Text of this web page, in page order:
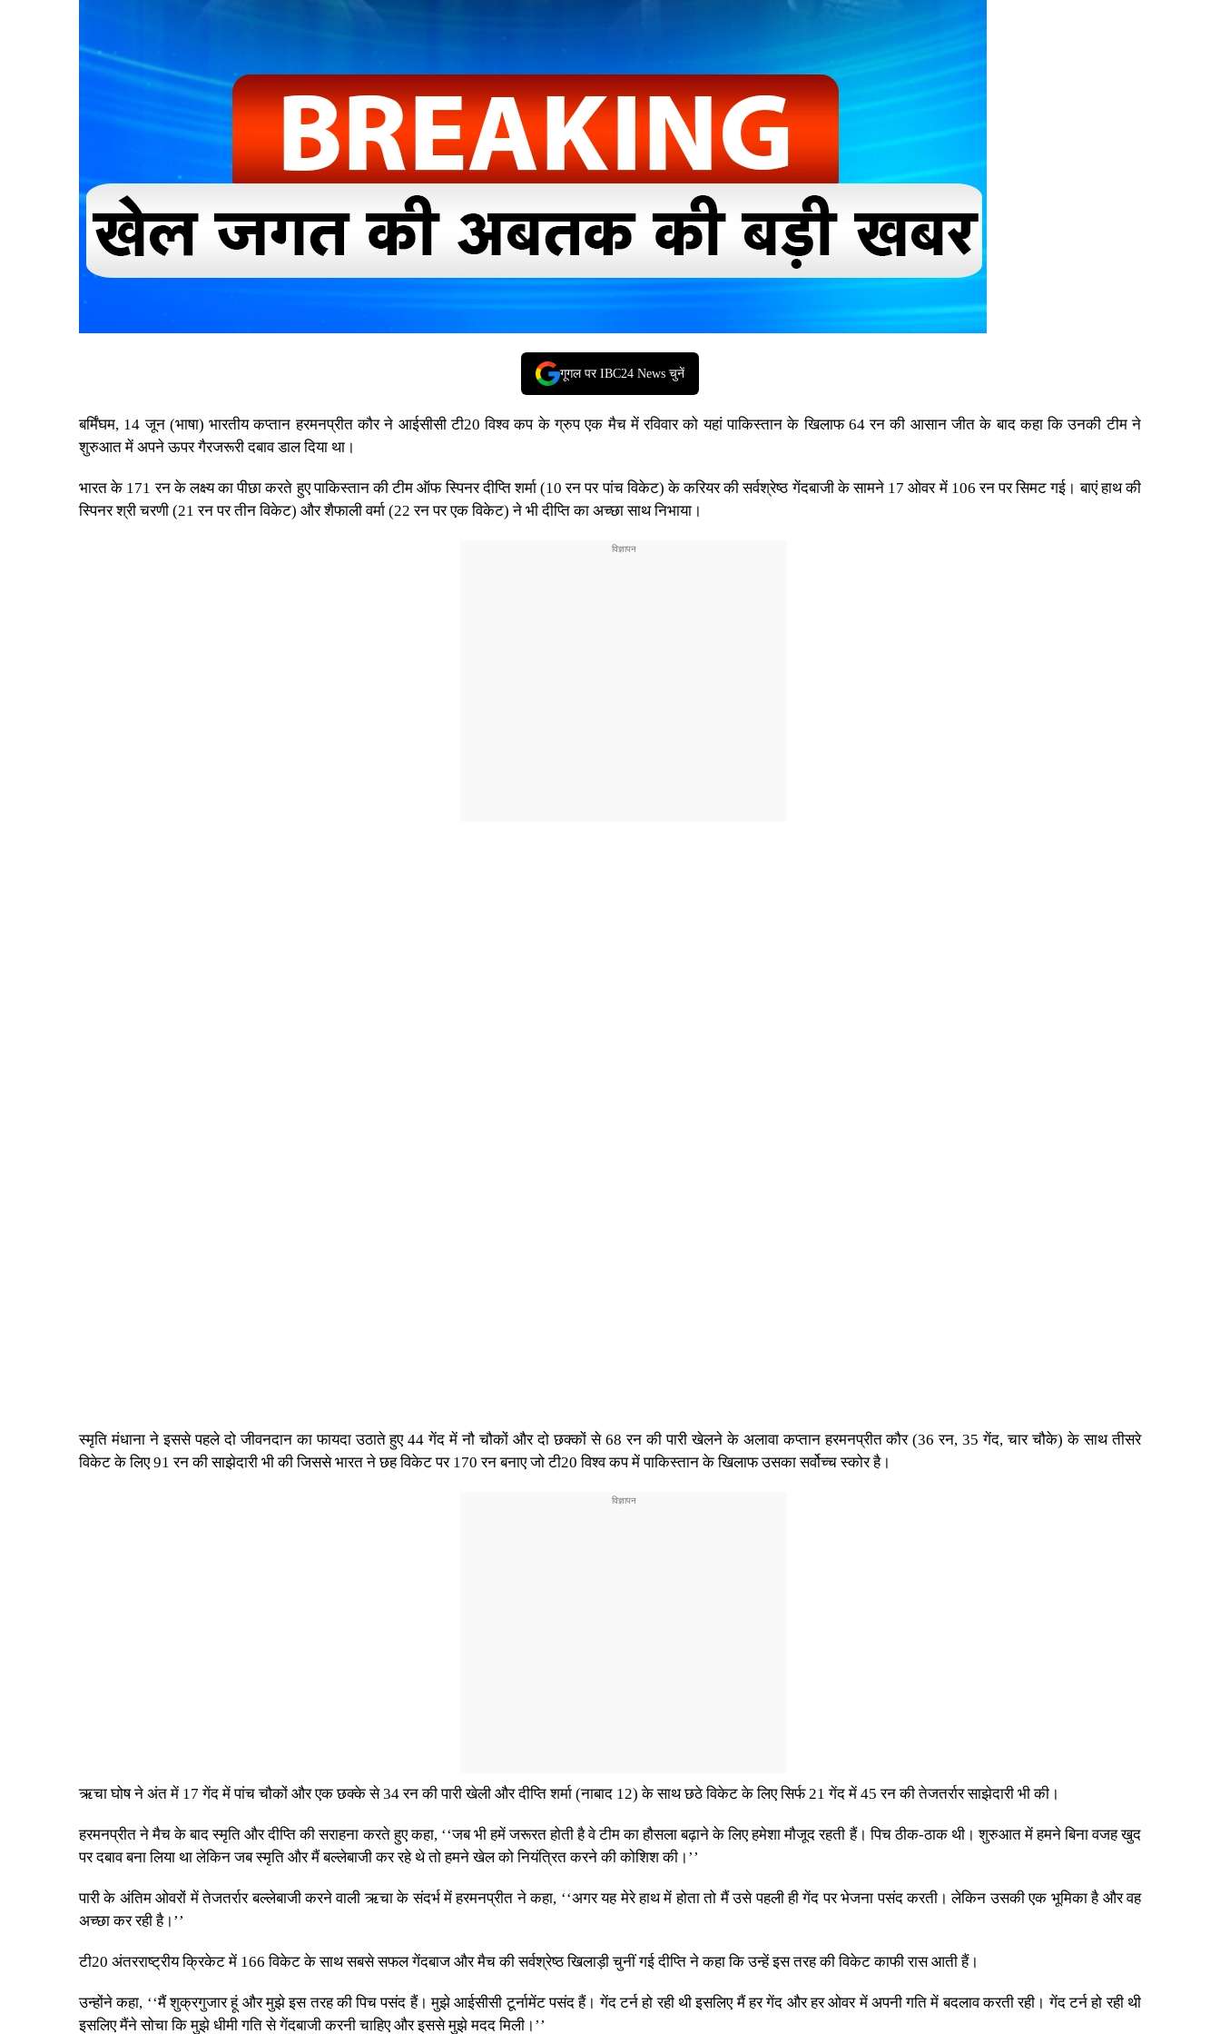
गूगल पर IBC24 News चुनें
बर्मिंघम, 14 जून (भाषा) भारतीय कप्तान हरमनप्रीत कौर ने आईसीसी टी20 विश्व कप के ग्रुप एक मैच में रविवार को यहां पाकिस्तान के खिलाफ 64 रन की आसान जीत के बाद कहा कि उनकी टीम ने
शुरुआत में अपने ऊपर गैरजरूरी दबाव डाल दिया था।
भारत के 171 रन के लक्ष्य का पीछा करते हुए पाकिस्तान की टीम ऑफ स्पिनर दीप्ति शर्मा (10 रन पर पांच विकेट) के करियर की सर्वश्रेष्ठ गेंदबाजी के सामने 17 ओवर में 106 रन पर सिमट गई। बाएं हाथ की
स्पिनर श्री चरणी (21 रन पर तीन विकेट) और शैफाली वर्मा (22 रन पर एक विकेट) ने भी दीप्ति का अच्छा साथ निभाया।
स्मृति मंधाना ने इससे पहले दो जीवनदान का फायदा उठाते हुए 44 गेंद में नौ चौकों और दो छक्कों से 68 रन की पारी खेलने के अलावा कप्तान हरमनप्रीत कौर (36 रन, 35 गेंद, चार चौके) के साथ तीसरे
विकेट के लिए 91 रन की साझेदारी भी की जिससे भारत ने छह विकेट पर 170 रन बनाए जो टी20 विश्व कप में पाकिस्तान के खिलाफ उसका सर्वोच्च स्कोर है।
ऋचा घोष ने अंत में 17 गेंद में पांच चौकों और एक छक्के से 34 रन की पारी खेली और दीप्ति शर्मा (नाबाद 12) के साथ छठे विकेट के लिए सिर्फ 21 गेंद में 45 रन की तेजतर्रार साझेदारी भी की।
हरमनप्रीत ने मैच के बाद स्मृति और दीप्ति की सराहना करते हुए कहा, ‘‘जब भी हमें जरूरत होती है वे टीम का हौसला बढ़ाने के लिए हमेशा मौजूद रहती हैं। पिच ठीक-ठाक थी। शुरुआत में हमने बिना वजह खुद
पर दबाव बना लिया था लेकिन जब स्मृति और मैं बल्लेबाजी कर रहे थे तो हमने खेल को नियंत्रित करने की कोशिश की।’’
पारी के अंतिम ओवरों में तेजतर्रार बल्लेबाजी करने वाली ऋचा के संदर्भ में हरमनप्रीत ने कहा, ‘‘अगर यह मेरे हाथ में होता तो मैं उसे पहली ही गेंद पर भेजना पसंद करती। लेकिन उसकी एक भूमिका है और वह
अच्छा कर रही है।’’
टी20 अंतरराष्ट्रीय क्रिकेट में 166 विकेट के साथ सबसे सफल गेंदबाज और मैच की सर्वश्रेष्ठ खिलाड़ी चुनीं गई दीप्ति ने कहा कि उन्हें इस तरह की विकेट काफी रास आती हैं।
उन्होंने कहा, ‘‘मैं शुक्रगुजार हूं और मुझे इस तरह की पिच पसंद हैं। मुझे आईसीसी टूर्नामेंट पसंद हैं। गेंद टर्न हो रही थी इसलिए मैं हर गेंद और हर ओवर में अपनी गति में बदलाव करती रही। गेंद टर्न हो रही थी
इसलिए मैंने सोचा कि मुझे धीमी गति से गेंदबाजी करनी चाहिए और इससे मुझे मदद मिली।’’